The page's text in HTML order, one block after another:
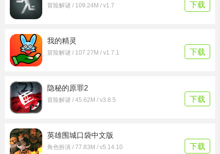
冒险解谜 / 109.24M / v1.7 下载
我的精灵
冒险解谜 / 107.27M / v1.7.1 下载
隐秘的原罪2
冒险解谜 / 45.62M / v3.8.5 下载
英雄围城口袋中文版
角色扮演 / 77.83M / v5.14.10 下载